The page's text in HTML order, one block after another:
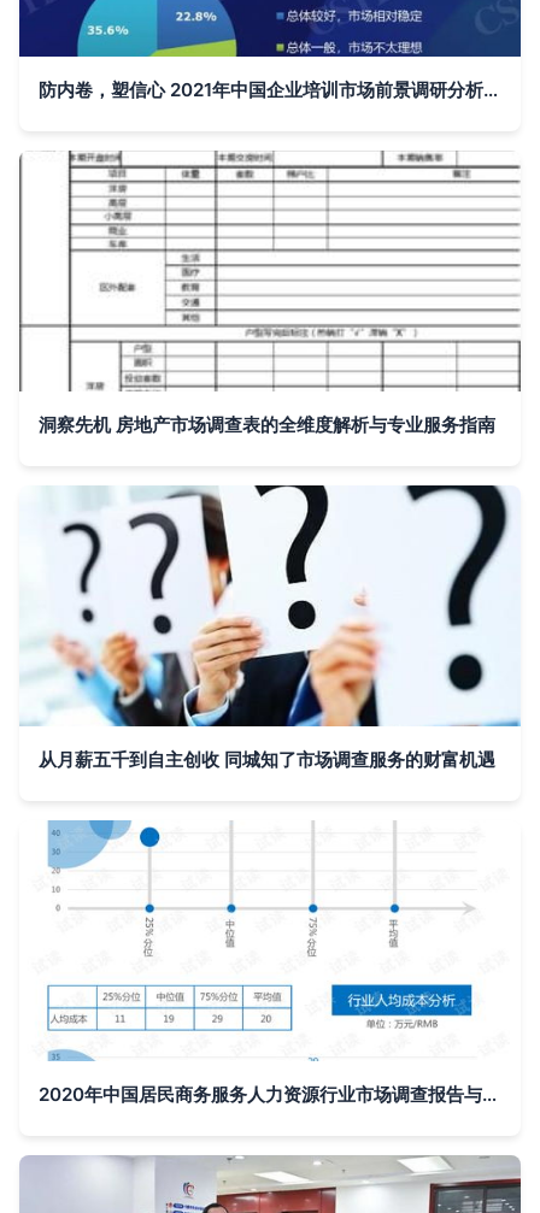
防内卷，塑信心 2021年中国企业培训市场前景调研分析报告
洞察先机 房地产市场调查表的全维度解析与专业服务指南
从月薪五千到自主创收 同城知了市场调查服务的财富机遇
2020年中国居民商务服务人力资源行业市场调查报告与分析